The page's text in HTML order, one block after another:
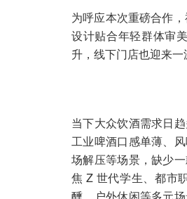
为呼应本次重磅合作
设计贴合年轻群体审
升，线下门店也迎来一
当下大众饮酒需求日
工业啤酒口感单薄、
场解压等场景，缺少
焦 Z 世代学生、都市
醺、户外休闲等多元